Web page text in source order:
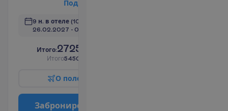
Под
9 н. в отеле (10 н. всего)
26.02.2027 - 08.03.2027
Итого:2725.00
Итого5450.00
О поле
Заброниро